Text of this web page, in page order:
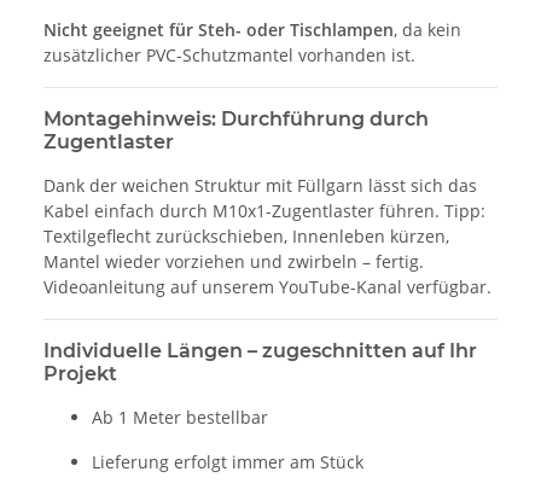
Nicht geeignet für Steh- oder Tischlampen, da kein
zusätzlicher PVC-Schutzmantel vorhanden ist.
Montagehinweis: Durchführung durch
Zugentlaster
Dank der weichen Struktur mit Füllgarn lässt sich das
Kabel einfach durch M10x1-Zugentlaster führen. Tipp:
Textilgeflecht zurückschieben, Innenleben kürzen,
Mantel wieder vorziehen und zwirbeln – fertig.
Videoanleitung auf unserem YouTube-Kanal verfügbar.
Individuelle Längen – zugeschnitten auf Ihr
Projekt
Ab 1 Meter bestellbar
Lieferung erfolgt immer am Stück